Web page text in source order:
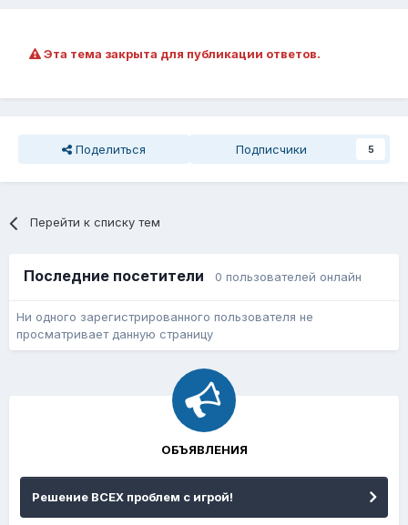
Эта тема закрыта для публикации ответов.
Поделиться Подписчики 5
Перейти к списку тем
Последние посетители 0 пользователей онлайн
Ни одного зарегистрированного пользователя не
просматривает данную страницу
ОБЪЯВЛЕНИЯ
Решение ВСЕХ проблем с игрой!